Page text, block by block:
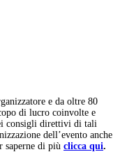
e da oltre 80
di lucro coinvolte e
consigli direttivi di tali
dell’evento anche
saperne di più clicca qui.